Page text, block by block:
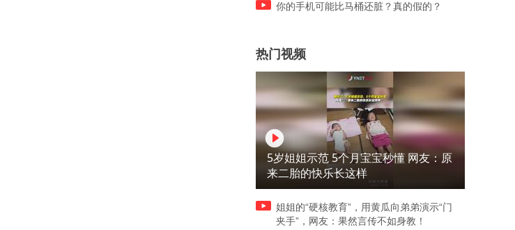
你的手机可能比马桶还脏？真的假的？
热门视频
5岁姐姐示范 5个月宝宝秒懂 网友：原
来二胎的快乐长这样
姐姐的“硬核教育”，用黄瓜向弟弟演示“门
夹手”，网友：果然言传不如身教！